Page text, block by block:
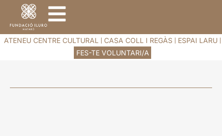
ATENEU CENTRE CULTURAL CASA COLL I REGÀS
ESPAI LARU
FES-TE VOLUNTARI/A